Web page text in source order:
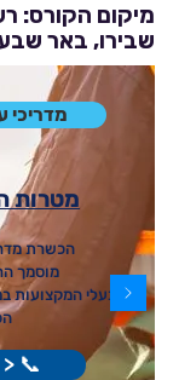
מיקום הקורס:
שבירו, באר
מדריכי
מטרות
הכשרת
מוסמך
בעלי המקצועות
📞